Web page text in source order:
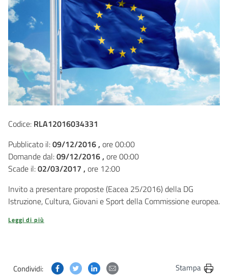
Codice: RLA12016034331
Pubblicato il:09/12/2016 , ore 00:00
Domande dal:09/12/2016 , ore 00:00
Scade il:02/03/2017 , ore 12:00
Invito a presentare proposte (Eacea 25/2016) della DG
Istruzione, Cultura, Giovani e Sport della Commissione europea.
Leggi di più
Condividi: Condividi questa pagina su Facebook
Condividi questa pagina su Twitter
Condividi questa pagina su Linkedin
Condividi questa pagina via
Stampa